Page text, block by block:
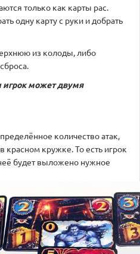
только как карты рас.
одну карту с руки и добрать
из колоды, либо
игрок может двумя
количество атак,
красном кружке. То есть игрок
будет выложено нужное